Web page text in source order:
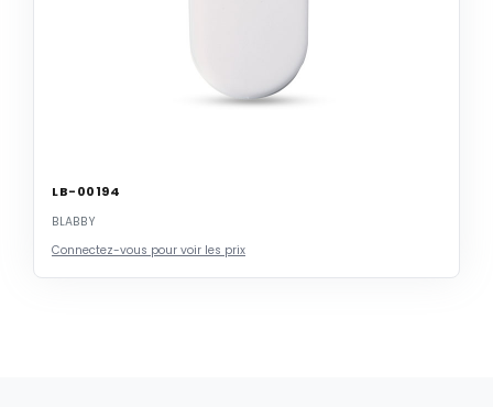
LB-00194
BLABBY
Connectez-vous pour voir les prix